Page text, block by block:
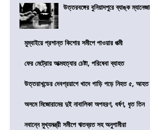
উত্তরবঙ্গের বুনিয়াদপুরে ব্যাঙ্ক
মুম্বাইয়ে প্রশান্ত কিশোর সমীপে পাওয়ার পত্মী
ফের মেট্রোয় আত্মহত্যার চেষ্টা, পরিষেবা ব্যাহত
উত্তরাখন্ডের দেবপ্রয়াগে খাদে গাড়ি পড়ে নিহত ৫,
অসমে মিজোরামের দুই নাবালিকা অপহরণ, ধর্ষণ, ধৃত তিন
নবান্নে মুখ্যমন্ত্রী সমীপে ঋতব্রত সহ অনুগামীরা